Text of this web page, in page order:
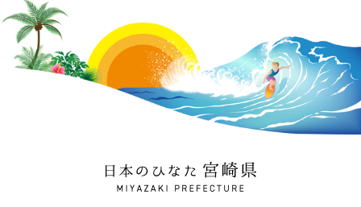
日本のひなた 宮崎県
MIYAZAKI PREFECTURE